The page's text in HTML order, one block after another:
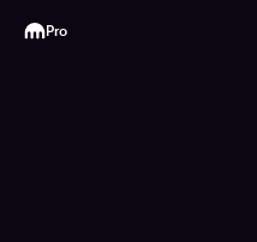
Kraken
Pro